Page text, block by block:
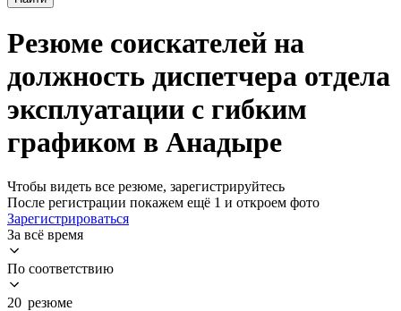
Резюме соискателей на
должность диспетчера отдела
эксплуатации с гибким
графиком в Анадыре
Чтобы видеть все резюме, зарегистрируйтесь
После регистрации покажем ещё 1 и откроем фото
Зарегистрироваться
За всё время
По соответствию
20 резюме